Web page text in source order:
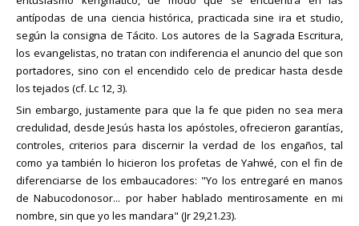
antípodas de una ciencia histórica, practicada sine ira et studio,
según la consigna de Tácito. Los autores de la Sagrada Escritura,
los evangelistas, no tratan con indiferencia el anuncio del que son
portadores, sino con el encendido celo de predicar hasta desde
los tejados (cf. Lc 12, 3).
Sin embargo, justamente para que la fe que piden no sea mera
credulidad, desde Jesús hasta los apóstoles, ofrecieron garantías,
controles, criterios para discernir la verdad de los engaños, tal
como ya también lo hicieron los profetas de Yahwé, con el fin de
diferenciarse de los embaucadores: "Yo los entregaré en manos
de Nabucodonosor... por haber hablado mentirosamente en mi
nombre, sin que yo les mandara" (Jr 29,21.23).